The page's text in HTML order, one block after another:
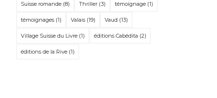
Suisse romande(8) Thriller(3) témoignage(1)
témoignages(1) Valais(19) Vaud (13)
Village Suisse du Livre(1) éditions Cabédita (2)
éditions de la Rive(1)